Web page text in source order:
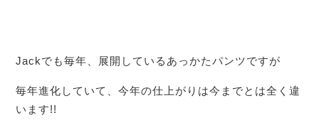
Jackでも毎年、展開しているあっかたパンツですが
毎年進化していて、今年の仕上がりは今までとは全く違
います!!